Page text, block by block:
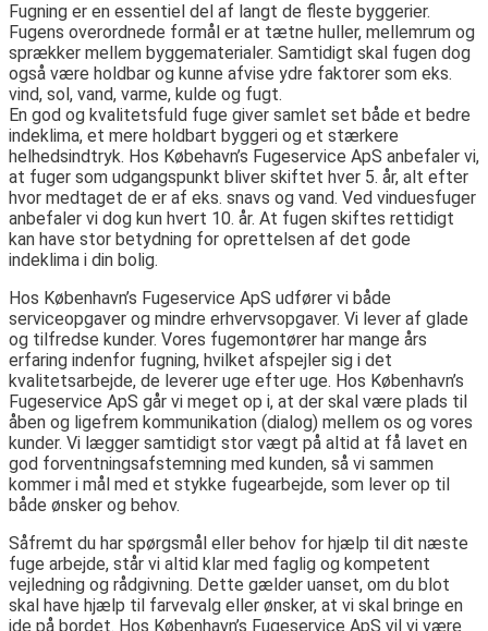
Fugning er en essentiel del af langt de fleste byggerier.
Fugens overordnede formål er at tætne huller, mellemrum og
sprækker mellem byggematerialer. Samtidigt skal fugen dog
også være holdbar og kunne afvise ydre faktorer som eks.
vind, sol, vand, varme, kulde og fugt.
En god og kvalitetsfuld fuge giver samlet set både et bedre
indeklima, et mere holdbart byggeri og et stærkere
helhedsindtryk. Hos Købehavn’s Fugeservice ApS anbefaler vi,
at fuger som udgangspunkt bliver skiftet hver 5. år, alt efter
hvor medtaget de er af eks. snavs og vand. Ved vinduesfuger
anbefaler vi dog kun hvert 10. år. At fugen skiftes rettidigt
kan have stor betydning for oprettelsen af det gode
indeklima i din bolig.
Hos København’s Fugeservice ApS udfører vi både
serviceopgaver og mindre erhvervsopgaver. Vi lever af glade
og tilfredse kunder. Vores fugemontører har mange års
erfaring indenfor fugning, hvilket afspejler sig i det
kvalitetsarbejde, de leverer uge efter uge. Hos København’s
Fugeservice ApS går vi meget op i, at der skal være plads til
åben og ligefrem kommunikation (dialog) mellem os og vores
kunder. Vi lægger samtidigt stor vægt på altid at få lavet en
god forventningsafstemning med kunden, så vi sammen
kommer i mål med et stykke fugearbejde, som lever op til
både ønsker og behov.
Såfremt du har spørgsmål eller behov for hjælp til dit næste
fuge arbejde, står vi altid klar med faglig og kompetent
vejledning og rådgivning. Dette gælder uanset, om du blot
skal have hjælp til farvevalg eller ønsker, at vi skal bringe en
ide på bordet. Hos København’s Fugeservice ApS vil vi være